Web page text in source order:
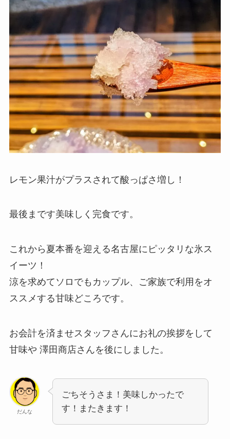
レモン果汁がプラスされて酸っぱさ増し！
最後まです美味しく完食です。
これから夏本番を迎える名古屋にピッタリな氷ス
イーツ！
涼を求めてソロでもカップル、ご家族で利用をオ
ススメする甘味どころです。
お会計を済ませスタッフさんにお礼の挨拶をして
甘味や 澤田商店さんを後にしました。
だんな
ごちそうさま！美味しかったで
す！またきます！